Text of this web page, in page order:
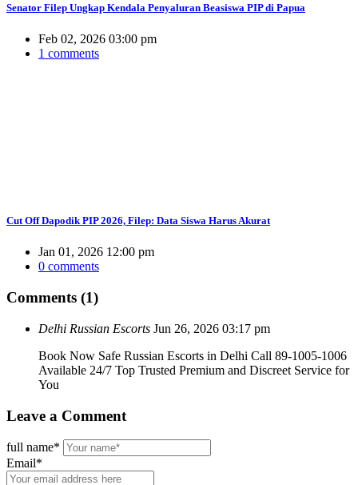
Senator Filep Ungkap Kendala Penyaluran Beasiswa PIP di Papua
Feb 02, 2026 03:00 pm
1 comments
Cut Off Dapodik PIP 2026, Filep: Data Siswa Harus Akurat
Jan 01, 2026 12:00 pm
0 comments
Comments (1)
Delhi Russian Escorts Jun 26, 2026 03:17 pm
Book Now Safe Russian Escorts in Delhi Call 89-1005-1006
Available 24/7 Top Trusted Premium and Discreet Service for
You
Leave a Comment
full name*
Email*